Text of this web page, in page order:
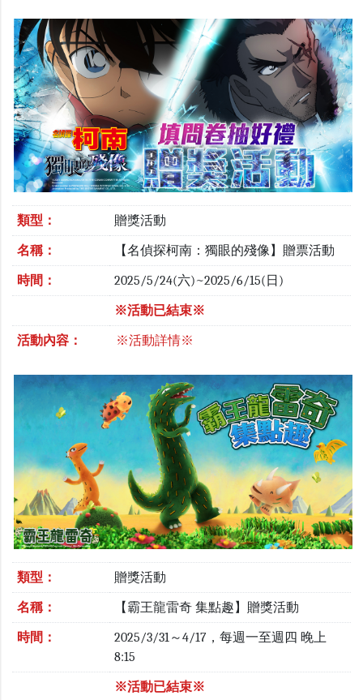
類型： 贈獎活動
名稱： 【名偵探柯南：獨眼的殘像】贈票活動
時間： 2025/5/24(六)~2025/6/15(日)
※活動已結束※
活動內容： ※活動詳情※
類型： 贈獎活動
名稱： 【霸王龍雷奇 集點趣】贈獎活動
時間：
2025/3/31～4/17，每週一至週四 晚上
8:15
※活動已結束※